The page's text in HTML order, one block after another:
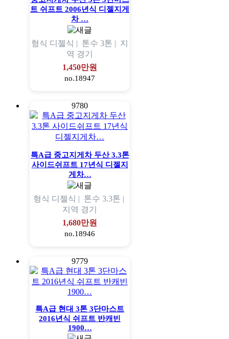
트 쉬프트 2006년식 디젤지게
차 …
형식 디젤식 | 톤수 3톤 | 지
역 경기
1,450만원
no.18947
9780
특A급 중고지게차 두산 3.3톤
사이드쉬프트 17년식 디젤지
게차…
형식 디젤식 | 톤수 3.3톤 |
지역 경기
1,680만원
no.18946
9779
특A급 현대 3톤 3단마스트
2016년식 쉬프트 반캐빈
1900…